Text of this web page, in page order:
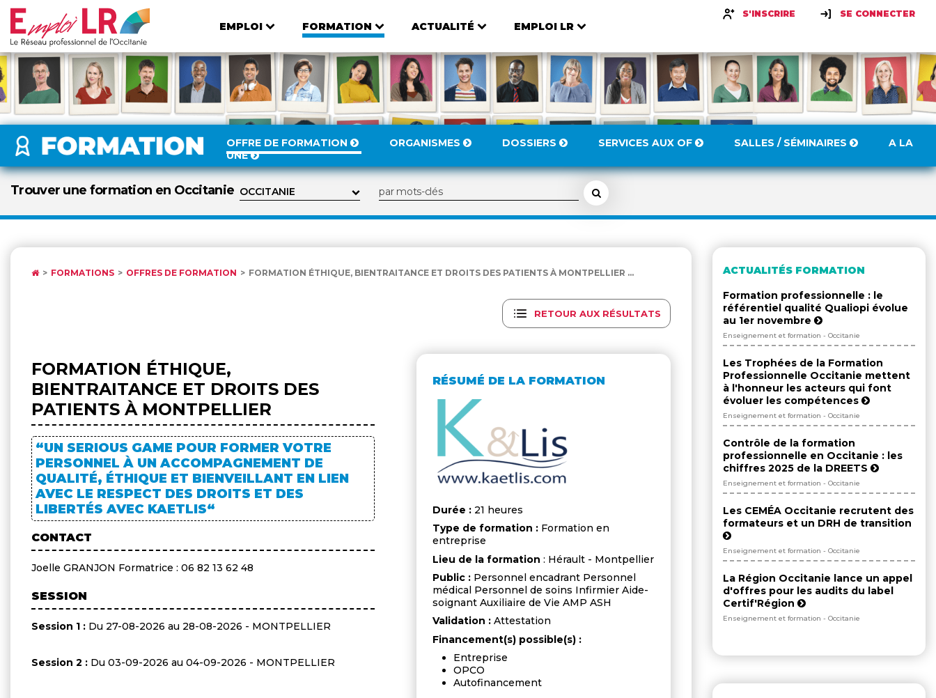
EMPLOI FORMATION ACTUALITÉ EMPLOI LR
S'INSCRIRE SE CONNECTER
OFFRE DE FORMATION ORGANISMES DOSSIERS SERVICES AUX OF SALLES / SÉMINAIRES
A LA
UNE
Trouver une formation en Occitanie
FORMATIONS OFFRES DE FORMATION FORMATION ÉTHIQUE, BIENTRAITANCE ET DROITS DES PATIENTS À MONTPELLIER ...
RETOUR AUX RÉSULTATS
FORMATION ÉTHIQUE,
BIENTRAITANCE ET DROITS DES
PATIENTS À MONTPELLIER
“UN SERIOUS GAME POUR FORMER VOTRE
PERSONNEL À UN ACCOMPAGNEMENT DE
QUALITÉ, ÉTHIQUE ET BIENVEILLANT EN LIEN
AVEC LE RESPECT DES DROITS ET DES
LIBERTÉS AVEC KAETLIS“
CONTACT
Joelle GRANJON Formatrice : 06 82 13 62 48
SESSION
Session 1 : Du 27-08-2026 au 28-08-2026 - MONTPELLIER
Session 2 : Du 03-09-2026 au 04-09-2026 - MONTPELLIER
RÉSUMÉ DE LA FORMATION
Durée :21 heures
Type de formation :Formation en
entreprise
Lieu de la formation : Hérault - Montpellier
Public :Personnel encadrant Personnel
médical Personnel de soins Infirmier Aide-
soignant Auxiliaire de Vie AMP ASH
Validation :Attestation
Financement(s) possible(s) :
Entreprise
OPCO
Autofinancement
ACTUALITÉS FORMATION
Formation professionnelle : le
référentiel qualité Qualiopi évolue
au 1er novembre
Enseignement et formation - Occitanie
Les Trophées de la Formation
Professionnelle Occitanie mettent
à l'honneur les acteurs qui font
évoluer les compétences
Enseignement et formation - Occitanie
Contrôle de la formation
professionnelle en Occitanie : les
chiffres 2025 de la DREETS
Enseignement et formation - Occitanie
Les CEMÉA Occitanie recrutent des
formateurs et un DRH de transition
Enseignement et formation - Occitanie
La Région Occitanie lance un appel
d'offres pour les audits du label
Certif'Région
Enseignement et formation - Occitanie